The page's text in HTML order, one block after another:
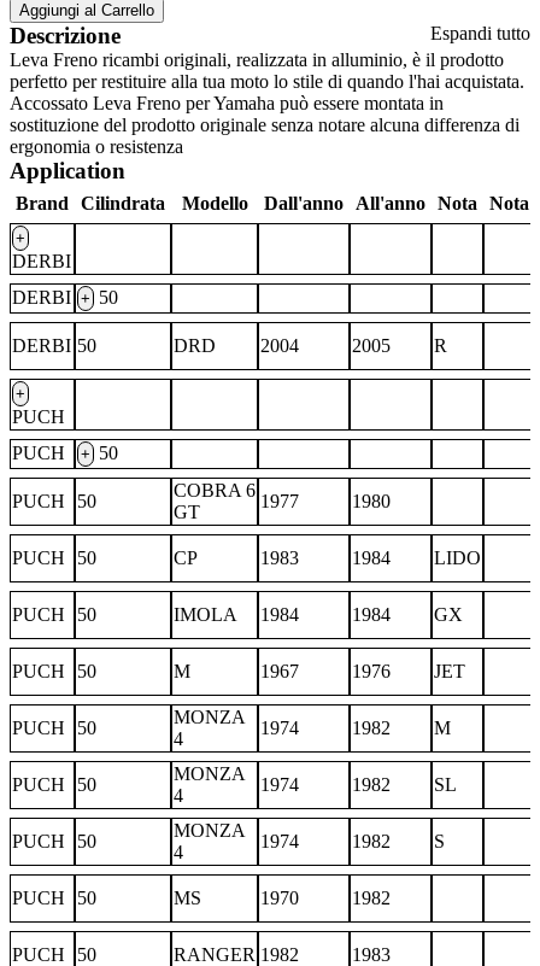
Aggiungi al Carrello
Espandi tutto
Descrizione
Leva Freno ricambi originali, realizzata in alluminio, è il prodotto
perfetto per restituire alla tua moto lo stile di quando l'hai acquistata.
Accossato Leva Freno per Yamaha può essere montata in
sostituzione del prodotto originale senza notare alcuna differenza di
ergonomia o resistenza
Application
Brand Cilindrata Modello Dall'anno All'anno Nota Nota
+
DERBI
DERBI + 50
DERBI 50 DRD 2004 2005 R
+
PUCH
PUCH
+ 50
PUCH 50
COBRA 6
GT
1977 1980
PUCH 50 CP 1983 1984 LIDO
PUCH 50 IMOLA 1984 1984 GX
PUCH 50 M 1967 1976 JET
PUCH 50
MONZA
4
1974 1982 M
PUCH 50
MONZA
4
1974 1982 SL
PUCH 50
MONZA
4
1974 1982 S
PUCH 50 MS 1970 1982
PUCH 50 RANGER 1982 1983